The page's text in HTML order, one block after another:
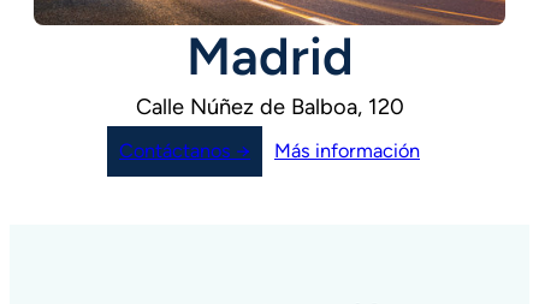
Madrid
Calle Núñez de Balboa, 120
Contáctanos → Más información